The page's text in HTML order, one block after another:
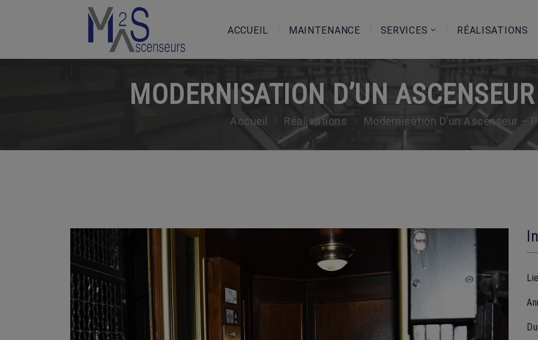
ACCUEIL MAINTENANCE SERVICES RÉALISATIONS
MODERNISATION D’UN
Accueil Réalisations Modernisation D’un Ascenseur –